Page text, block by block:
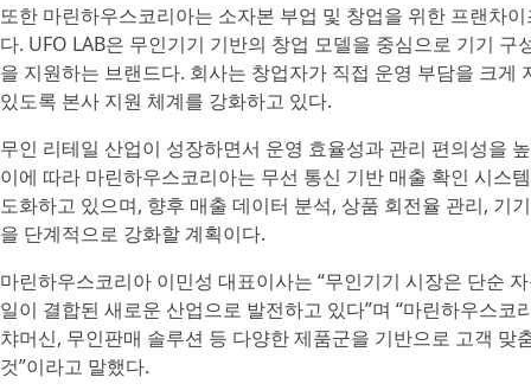
또한 마린하우스코리아는 소자본 부업 및 창업을 위한 프랜차이
다. UFO LAB은 무인기기 기반의 창업 모델을 중심으로 기기
을 지원하는 브랜드다. 회사는 창업자가 직접 운영 부담을 크게
있도록 본사 지원 체계를 강화하고 있다.
무인 리테일 산업이 성장하면서 운영 효율성과 관리 편의성을
이에 따라 마린하우스코리아는 무선 통신 기반 매출 확인 시스
도화하고 있으며, 향후 매출 데이터 분석, 상품 회전율 관리, 기
을 단계적으로 강화할 계획이다.
마린하우스코리아 이민성 대표이사는 “무인기기 시장은 단순
일이 결합된 새로운 산업으로 발전하고 있다”며 “마린하우스
챠머신, 무인판매 솔루션 등 다양한 제품군을 기반으로 고객 맞
것”이라고 말했다.